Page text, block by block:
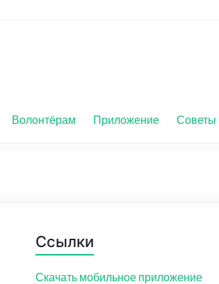
Волонтёрам Приложение Советы
Ссылки
Скачать мобильное приложение